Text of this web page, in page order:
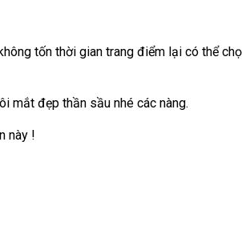
tốn thời gian trang điểm lại có thể
mắt đẹp thần sầu nhé các nàng.
này !